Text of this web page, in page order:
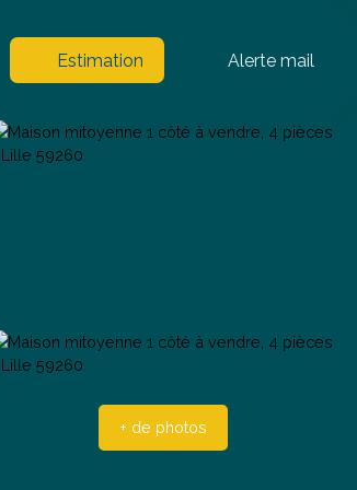
Estimation Alerte mail
+ de photos